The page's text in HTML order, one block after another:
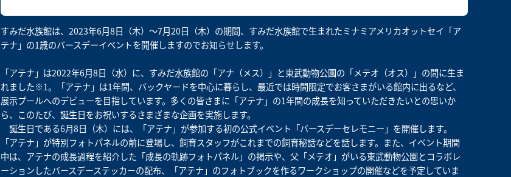
すみだ水族館は、2023年6月8日（木）～7月20日（木）の期間、すみだ水族館で生まれたミナミアメリカオットセイ「ア
テナ」の1歳のバースデーイベントを開催しますのでお知らせします。
「アテナ」は2022年6月8日（水）に、すみだ水族館の「アナ（メス）」と東武動物公園の「メテオ（オス）」の間に生ま
れました※1。「アテナ」は1年間、バックヤードを中心に暮らし、最近では時間限定でお客さまがいる館内に出るなど、
展示プールへのデビューを目指しています。多くの皆さまに「アテナ」の1年間の成長を知っていただきたいとの思いか
ら、このたび、誕生日をお祝いするさまざまな企画を実施します。
誕生日である6月8日（木）には、「アテナ」が参加する初の公式イベント「バースデーセレモニー」を開催します。
「アテナ」が特別フォトパネルの前に登場し、飼育スタッフがこれまでの飼育秘話などを話します。また、イベント期間
中は、アテナの成長過程を紹介した「成長の軌跡フォトパネル」の掲示や、父「メテオ」がいる東武動物公園とコラボレ
ーションしたバースデーステッカーの配布、「アテナ」のフォトブックを作るワークショップの開催などを予定していま